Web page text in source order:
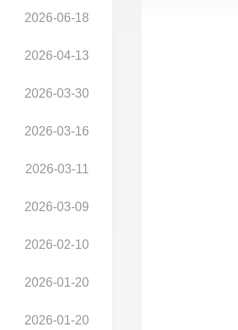
2026-06-18
2026-04-13
2026-03-30
2026-03-16
2026-03-11
2026-03-09
2026-02-10
2026-01-20
2026-01-20